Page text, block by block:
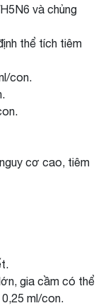
và chủng
thể tích tiêm
con.
cơ cao, tiêm
gia cầm có thể
ml/con.